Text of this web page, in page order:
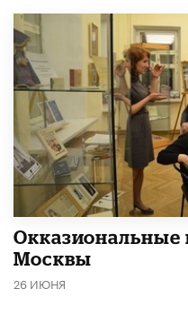
Москвы
26 ИЮНЯ